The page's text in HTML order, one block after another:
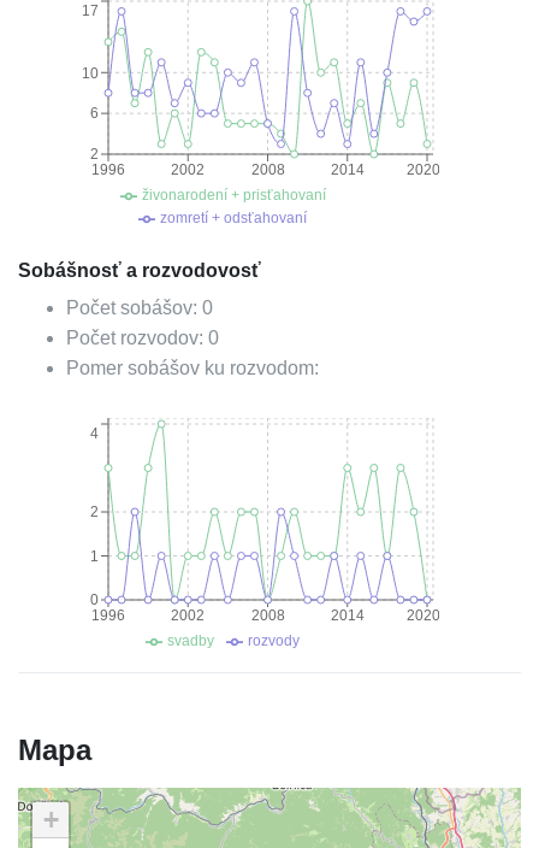
1996 2002 2008 2014 2020
2
6
10
17
živonarodení + prisťahovaní
zomretí + odsťahovaní
Sobášnosť a rozvodovosť
Počet sobášov: 0
Počet rozvodov: 0
Pomer sobášov ku rozvodom:
1996 2002 2008 2014 2020
0
1
2
4
svadby rozvody
Mapa
+